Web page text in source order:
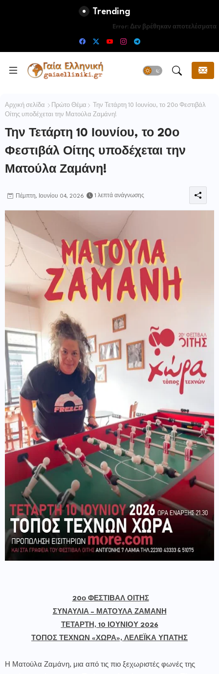
Trending
Error: Δεν βρέθηκαν αποτελέσματα
Αρχική σελίδα Πρώτο Θέμα
Την Τετάρτη 10 Ιουνίου, το 20ο Φεστιβάλ
Οίτης υποδέχεται την Ματούλα Ζαμάνη!
Την Τετάρτη 10 Ιουνίου, το 20ο
Φεστιβάλ Οίτης υποδέχεται την
Ματούλα Ζαμάνη!
Πέμπτη, Ιουνίου 04, 2026 1 λεπτά ανάγνωσης
20ο ΦΕΣΤΙΒΑΛ ΟΙΤΗΣ
ΣΥΝΑΥΛΙΑ – ΜΑΤΟΥΛΑ ΖΑΜΑΝΗ
ΤΕΤΑΡΤΗ, 10 ΙΟΥΝΙΟΥ 2026
ΤΟΠΟΣ ΤΕΧΝΩΝ «ΧΩΡΑ», ΛΕΛΕΪΚΑ ΥΠΑΤΗΣ
Η Ματούλα Ζαμάνη, μια από τις πιο ξεχωριστές φωνές της